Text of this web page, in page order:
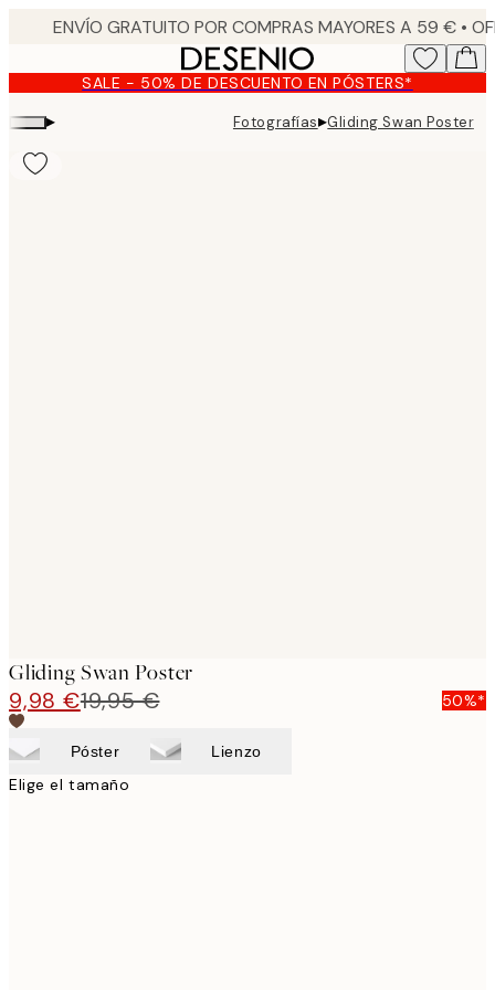
content.SALE - 50% DE DESCUENTO EN PÓSTERS*
▸ Fotografías▸Gliding Swan Poster
Gliding Swan Poster
9,98 €19,95 € 50%*
Póster Lienzo
Elige el tamaño